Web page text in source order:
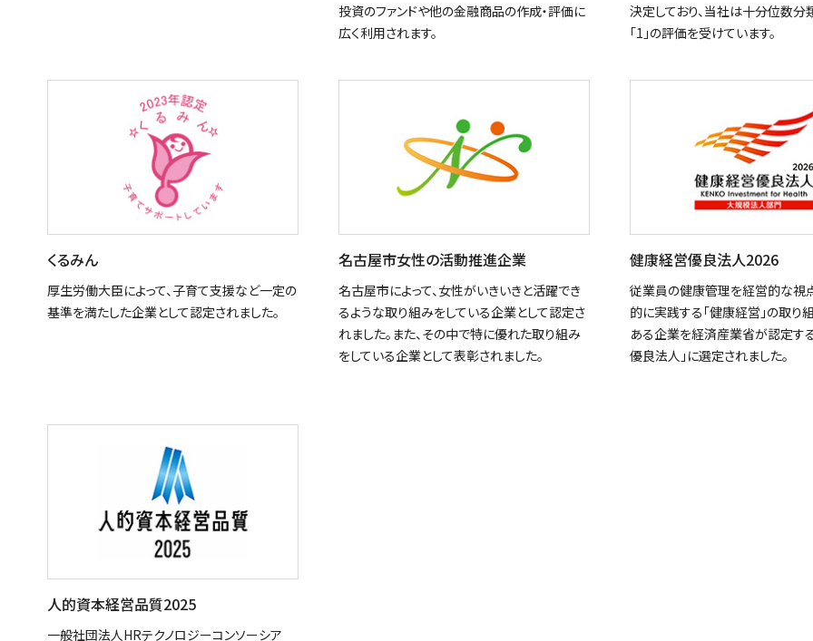
投資のファンドや他の金融商品の作成・評価に
広く利用されます。
決定しており、当社は十分位数
「1」の評価を受けています。
くるみん
厚生労働大臣によって、子育て支援など一定の
基準を満たした企業として認定されました。
名古屋市女性の活動推進企業
名古屋市によって、女性がいきいきと活躍でき
るような取り組みをしている企業として認定さ
れました。また、その中で特に優れた取り組み
をしている企業として表彰されました。
健康経営優良法人2026
従業員の健康管理を経営的な視
的に実践する「健康経営」の取り
ある企業を経済産業省が認定す
優良法人」に選定されました。
人的資本経営品質2025
一般社団法人HRテクノロジーコンソーシア